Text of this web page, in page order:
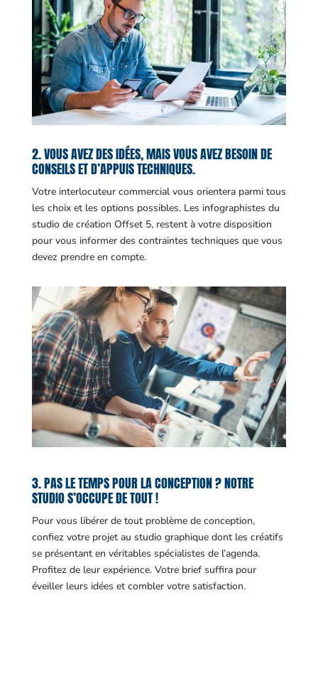
2. VOUS AVEZ DES IDÉES, MAIS VOUS AVEZ BESOIN DE
CONSEILS ET D’APPUIS TECHNIQUES.
Votre interlocuteur commercial vous orientera parmi tous
les choix et les options possibles. Les infographistes du
studio de création Offset 5, restent à votre disposition
pour vous informer des contraintes techniques que vous
devez prendre en compte.
3. PAS LE TEMPS POUR LA CONCEPTION ? NOTRE
STUDIO S’OCCUPE DE TOUT !
Pour vous libérer de tout problème de conception,
confiez votre projet au studio graphique dont les créatifs
se présentant en véritables spécialistes de l’agenda.
Profitez de leur expérience. Votre brief suffira pour
éveiller leurs idées et combler votre satisfaction.